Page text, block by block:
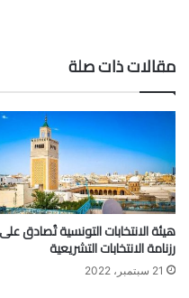
مقالات ذات صلة
هيئة الانتخابات التونسية تُصادق على
رزنامة الانتخابات التشريعية
21 سبتمبر، 2022